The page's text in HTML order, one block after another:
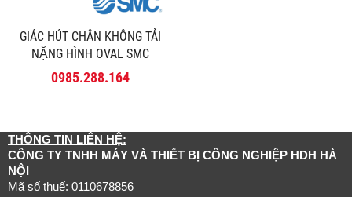
GIÁC HÚT CHÂN KHÔNG TẢI
NẶNG HÌNH OVAL SMC
SERIES ZP2-3050HW
0985.288.164
THÔNG TIN LIÊN HỆ:
CÔNG TY TNHH MÁY VÀ THIẾT BỊ CÔNG NGHIỆP HDH HÀ
NỘI
Mã số thuế: 0110678856